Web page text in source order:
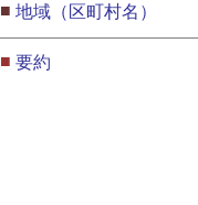
■ 地域（区町村名）
■ 要約